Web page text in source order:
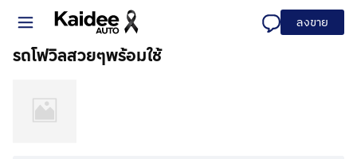
ลงขาย
รถโฟวิลสวยๆพร้อมใช้